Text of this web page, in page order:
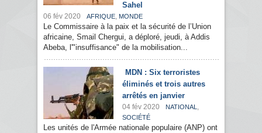
Sahel
06 fév 2020 AFRIQUE, MONDE
Le Commissaire à la paix et la sécurité de l’Union
africaine, Smail Chergui, a déploré, jeudi, à Addis
Abeba, l'"insuffisance" de la mobilisation...
MDN : Six terroristes
éliminés et trois autres
arrêtés en janvier
04 fév 2020 NATIONAL ,
SOCIÉTÉ
Les unités de l'Armée nationale populaire (ANP) ont